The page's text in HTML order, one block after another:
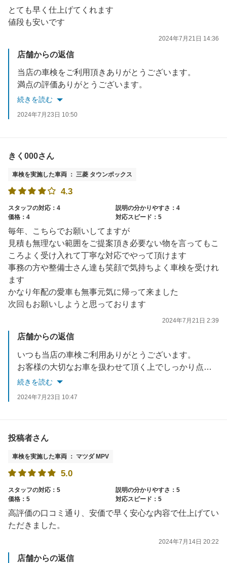
とても早く仕上げてくれます
値段も安いです
2024年7月21日 14:36
店舗からの返信
当店の車検をご利用頂きありがとうございます。
満点の評価ありがとうございます。
次回も是非ご利用くださいませ
続きを読む
2024年7月23日 10:50
きく000さん
車検を実施した車両 ： 三菱 タウンボックス
4.3
スタッフの対応：4
説明の分かりやすさ：4
価格：4
対応スピード：5
毎年、こちらでお願いしてますが
見積も無理ない範囲をご提案頂き必要ない物を言ってもこ
ころよく受け入れて丁寧な対応でやって頂けます
事務の方や整備士さん達も笑顔で気持ちよく車検を受けれ
ます
かなり年配の愛車も無事元気に帰って来ました
次回もお願いしようと思っております
2024年7月21日 2:39
店舗からの返信
いつも当店の車検ご利用ありがとうございます。
お客様の大切なお車を扱わせて頂く上でしっかり点検させて頂きなるべく分かり易くご納得頂けるご説明をさせて頂いております
お客様に寄り添うことができ大変嬉しく思います。
続きを読む
2024年7月23日 10:47
投稿者さん
車検を実施した車両 ： マツダ MPV
5.0
スタッフの対応：5
説明の分かりやすさ：5
価格：5
対応スピード：5
高評価の口コミ通り、安価で早く安心な内容で仕上げてい
ただきました。
2024年7月14日 20:22
店舗からの返信